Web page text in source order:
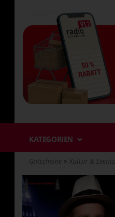
KATEGORIEN
Gutscheine Kultur & Events